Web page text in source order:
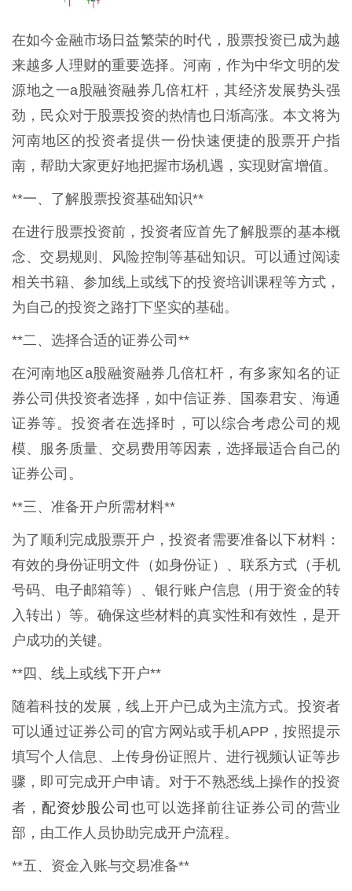
在如今金融市场日益繁荣的时代，股票投资已成为越
来越多人理财的重要选择。河南，作为中华文明的发
源地之一a股融资融券几倍杠杆，其经济发展势头强
劲，民众对于股票投资的热情也日渐高涨。本文将为
河南地区的投资者提供一份快速便捷的股票开户指
南，帮助大家更好地把握市场机遇，实现财富增值。
**一、了解股票投资基础知识**
在进行股票投资前，投资者应首先了解股票的基本概
念、交易规则、风险控制等基础知识。可以通过阅读
相关书籍、参加线上或线下的投资培训课程等方式，
为自己的投资之路打下坚实的基础。
**二、选择合适的证券公司**
在河南地区a股融资融券几倍杠杆，有多家知名的证
券公司供投资者选择，如中信证券、国泰君安、海通
证券等。投资者在选择时，可以综合考虑公司的规
模、服务质量、交易费用等因素，选择最适合自己的
证券公司。
**三、准备开户所需材料**
为了顺利完成股票开户，投资者需要准备以下材料：
有效的身份证明文件（如身份证）、联系方式（手机
号码、电子邮箱等）、银行账户信息（用于资金的转
入转出）等。确保这些材料的真实性和有效性，是开
户成功的关键。
**四、线上或线下开户**
随着科技的发展，线上开户已成为主流方式。投资者
可以通过证券公司的官方网站或手机APP，按照提示
填写个人信息、上传身份证照片、进行视频认证等步
骤，即可完成开户申请。对于不熟悉线上操作的投资
者， 配资炒股公司也可以选择前往证券公司的营业
部，由工作人员协助完成开户流程。
**五、资金入账与交易准备**